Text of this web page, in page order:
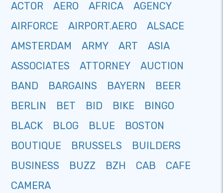
ACTOR
AERO AFRICA
AGENCY
AIRFORCE
AIRPORT.AERO
ALSACE
AMSTERDAM
ARMY ART
ASIA
ASSOCIATES
ATTORNEY
AUCTION
BAND
BARGAINS BAYERN
BEER
BERLIN
BET BID BIKE
BINGO
BLACK
BLOG BLUE
BOSTON
BOUTIQUE
BRUSSELS
BUILDERS
BUSINESS
BUZZ BZH CAB
CAFE
CAMERA